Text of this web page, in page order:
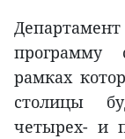
программу
рамках
столицы
четырех- и